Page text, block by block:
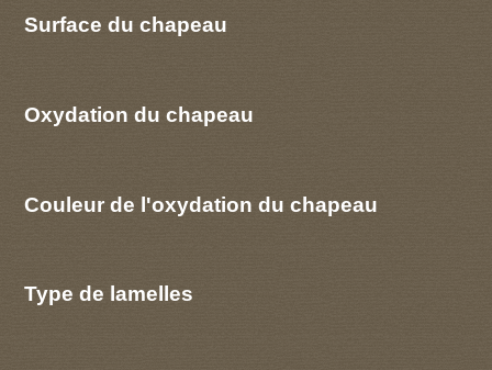
Surface du chapeau
Oxydation du chapeau
Couleur de l'oxydation du chapeau
Type de lamelles